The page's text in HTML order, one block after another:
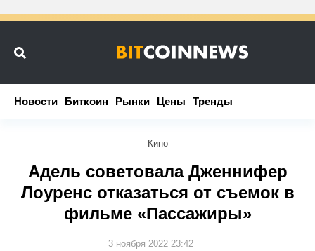
Новости Биткоин Рынки Цены Тренды
Новости Биткоин Рынки Цены Тренды
Кино
Адель советовала Дженнифер
Лоуренс отказаться от съемок в
фильме «Пассажиры»
3 ноября 2022 23:42